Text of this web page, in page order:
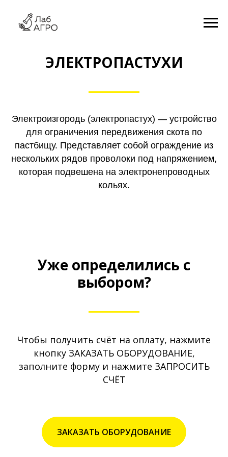
ЭЛЕКТРОПАСТУХИ
Электроизгородь (электропастух) — устройство
для ограничения передвижения скота по
пастбищу. Представляет собой ограждение из
нескольких рядов проволоки под напряжением,
которая подвешена на электронепроводных
кольях.
Уже определились с
выбором?
Чтобы получить счёт на оплату, нажмите
кнопку ЗАКАЗАТЬ ОБОРУДОВАНИЕ,
заполните форму и нажмите ЗАПРОСИТЬ
СЧЁТ
ЗАКАЗАТЬ ОБОРУДОВАНИЕ